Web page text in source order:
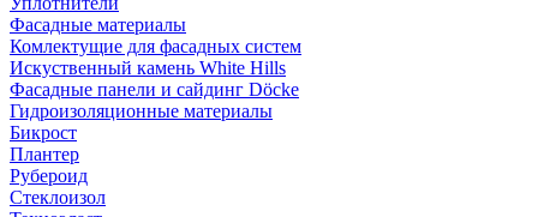
Фасадные материалы
Комлектущие для фасадных систем
Искуственный камень White Hills
Фасадные панели и сайдинг Döcke
Гидроизоляционные материалы
Бикрост
Плантер
Рубероид
Стеклоизол